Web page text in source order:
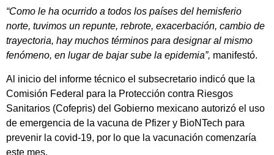
“Como le ha ocurrido a todos los países del hemisferio
norte, tuvimos un repunte, rebrote, exacerbación, cambio de
trayectoria, hay muchos términos para designar al mismo
fenómeno, en lugar de bajar sube la epidemia”, manifestó.
Al inicio del informe técnico el subsecretario indicó que la
Comisión Federal para la Protección contra Riesgos
Sanitarios (Cofepris) del Gobierno mexicano autorizó el uso
de emergencia de la vacuna de Pfizer y BioNTech para
prevenir la covid-19, por lo que la vacunación comenzaría
este mes.